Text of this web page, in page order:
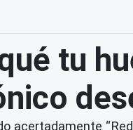
tu
acertadamente